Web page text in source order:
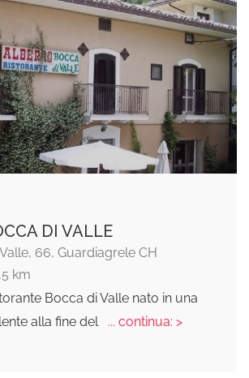
DI VALLE
66, Guardiagrele CH
km
Bocca di Valle nato in una
alla fine del
... continua: >